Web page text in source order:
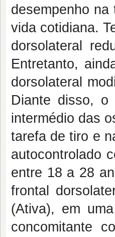
desempenho
vida cotidiana.
dorsolateral
Entretanto,
dorsolateral
Diante disso, o
intermédio das
tarefa de tiro e
autocontrolado
entre 18 a 28
frontal
(Ativa), em
concomitante